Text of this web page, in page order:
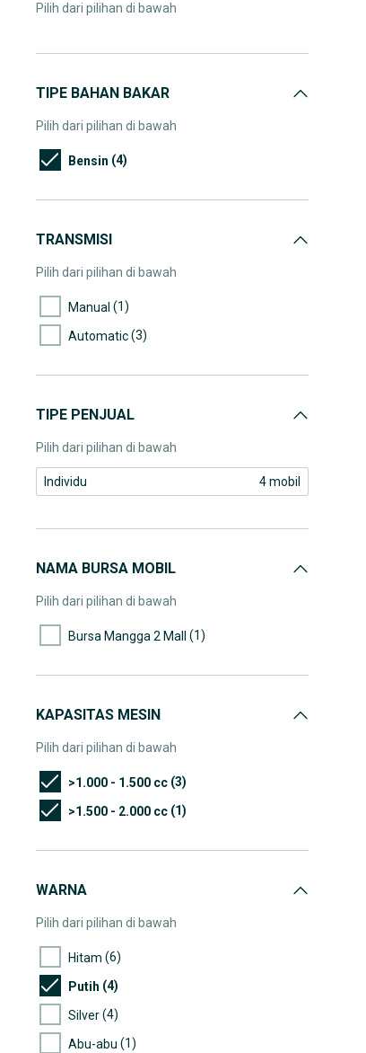
Pilih dari pilihan di bawah
TIPE BAHAN BAKAR
Pilih dari pilihan di bawah
Bensin (4)
TRANSMISI
Pilih dari pilihan di bawah
Manual (1)
Automatic(3)
TIPE PENJUAL
Pilih dari pilihan di bawah
Individu 4 mobil
NAMA BURSA MOBIL
Pilih dari pilihan di bawah
Bursa Mangga 2 Mall (1)
KAPASITAS MESIN
Pilih dari pilihan di bawah
>1.000 - 1.500 cc (3)
>1.500 - 2.000 cc (1)
WARNA
Pilih dari pilihan di bawah
Hitam (6)
Putih (4)
Silver(4)
Abu-abu (1)